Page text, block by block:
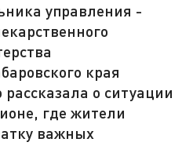
управления -
края
о ситуации
где жители
важных